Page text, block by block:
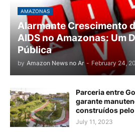
AMAZONAS
Alarmante Crescimento
AIDS no Amazonas: Um
Pública
by Amazon News no Ar - February 24,
Parceria entre
garante
construídos
July 11, 2023